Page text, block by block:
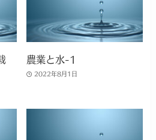
農業と水-1
2022年8月1日